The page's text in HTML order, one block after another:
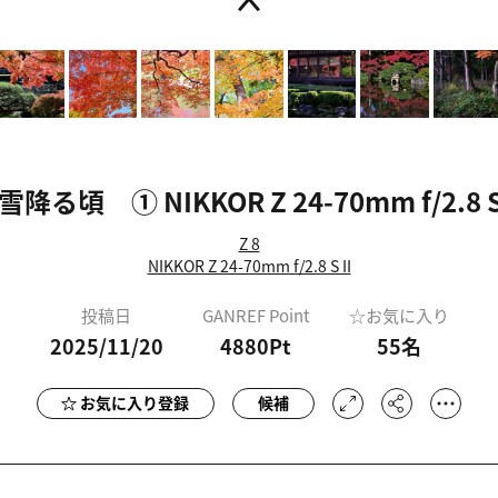
降る頃 ① NIKKOR Z 24-70mm f/2.8
Z 8
NIKKOR Z 24-70mm f/2.8 S II
投稿日
2025/11/20
GANREF Point
4880Pt
☆お気に入り
55名
お気に入り登録 候補